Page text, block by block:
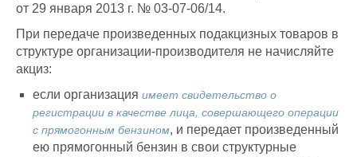
от 29 января 2013 г. № 03-07-06/14.
При передаче произведенных подакцизных товаров в
структуре организации-производителя не начисляйте
акциз:
если организация имеет свидетельство о
регистрации в качестве лица, совершающего операции
с прямогонным бензином, и передает произведенный
ею прямогонный бензин в свои структурные